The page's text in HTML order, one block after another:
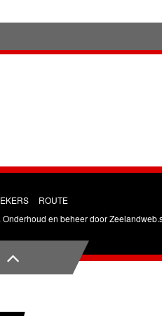
ROUTE
en beheer door